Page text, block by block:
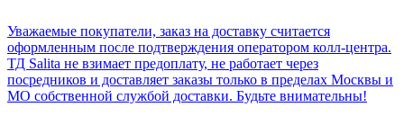
Уважаемые покупатели, заказ на доставку считается
оформленным после подтверждения оператором колл-центра.
ТД Salita не взимает предоплату, не работает через
посредников и доставляет заказы только в пределах Москвы и
МО собственной службой доставки. Будьте внимательны!